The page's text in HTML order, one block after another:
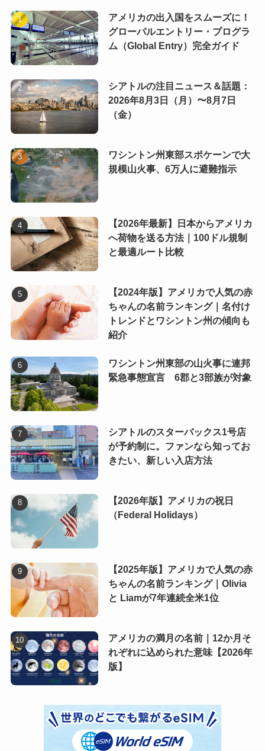
アメリカの出入国をスムーズに！
グローバルエントリー・プログラ
ム（Global Entry）完全ガイド
シアトルの注目ニュース＆話題：
2026年8月3日（月）〜8月7日
（金）
ワシントン州東部スポケーンで大
規模山火事、6万人に避難指示
【2026年最新】日本からアメリカ
へ荷物を送る方法｜100ドル規制
と最適ルート比較
【2024年版】アメリカで人気の赤
ちゃんの名前ランキング｜名付け
トレンドとワシントン州の傾向も
紹介
ワシントン州東部の山火事に連邦
緊急事態宣言 6郡と3部族が対象
シアトルのスターバックス1号店
が予約制に。ファンなら知ってお
きたい、新しい入店方法
【2026年版】アメリカの祝日
（Federal Holidays）
【2025年版】アメリカで人気の赤
ちゃんの名前ランキング｜Olivia
と Liamが7年連続全米1位
アメリカの満月の名前｜12か月そ
れぞれに込められた意味【2026年
版】